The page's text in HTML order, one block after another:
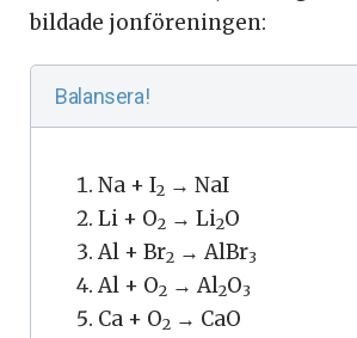
bildade jonföreningen:
Balansera!
Na + I2 → NaI
Li + O2 → Li2O
Al + Br2 → AlBr3
Al + O2 → Al2O3
Ca + O2 → CaO